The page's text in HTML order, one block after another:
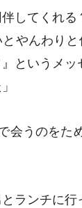
伴してくれ
やんわり
というメ
会うのをた
とランチに